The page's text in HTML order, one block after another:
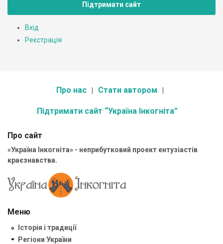
Підтримати сайт
Вхід
Реєстрація
Про нас Стати автором
Підтримати сайт “Україна Інкогніта”
Про сайт
«Україна Інкогніта» - неприбутковий проект ентузіастів
краєзнавства.
Меню
Історія і традиції
Регіони України